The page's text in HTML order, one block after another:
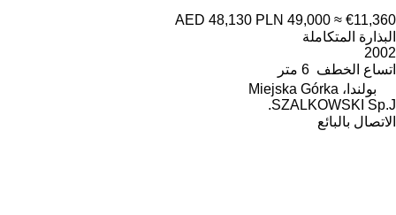
AED 48,130 PLN 49,000 ≈ €11,360
البذارة المتكاملة
2002
اتساع الخطف 6 متر
بولندا، Miejska Górka
SZALKOWSKI Sp.J.
الاتصال بالبائع